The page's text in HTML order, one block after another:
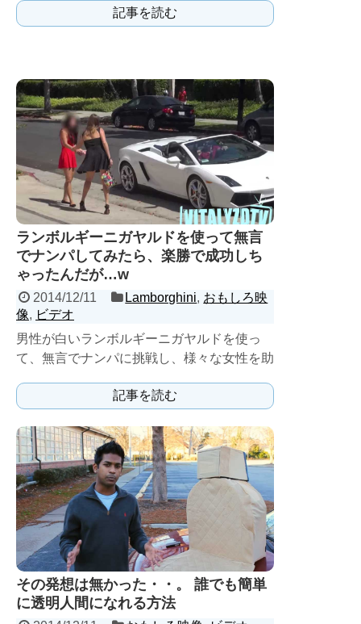
560PS,680Nmの大...記事を読む
ランボルギーニガヤルドを使って無言
でナンパしてみたら、楽勝で成功しち
ゃったんだが…w
2014/12/11 Lamborghini, おもしろ映
像, ビデオ
男性が白いランボルギーニガヤルドを使っ
て、無言でナンパに挑戦し、様々な女性を助
見かけだけじゃな...記事を読む
その発想は無かった・・。 誰でも簡単
に透明人間になれる方法